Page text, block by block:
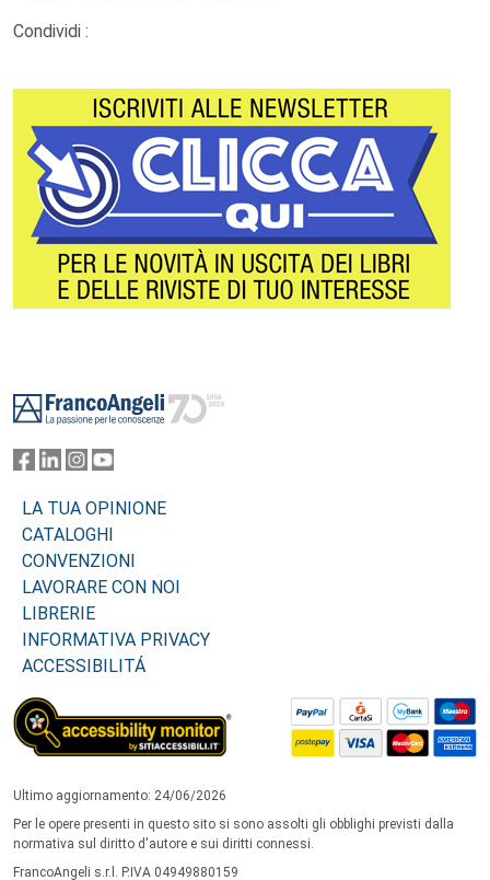
Condividi :
LA TUA OPINIONE
CATALOGHI
CONVENZIONI
LAVORARE CON NOI
LIBRERIE
INFORMATIVA PRIVACY
ACCESSIBILITÁ
Ultimo aggiornamento: 24/06/2026
Per le opere presenti in questo sito si sono assolti gli obblighi previsti dalla
normativa sul diritto d'autore e sui diritti connessi.
FrancoAngeli s.r.l. P.IVA 04949880159